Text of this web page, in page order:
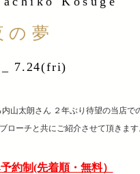
の夢
7.24(fri)
山太朗さん ２年ぶり待望の当店で
ーチと共にご紹介させて頂きます
約制(先着順・無料）